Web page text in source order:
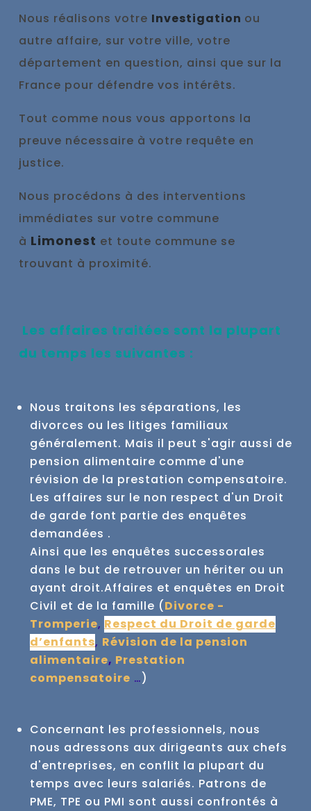
Nous réalisons votre Investigation ou
autre affaire, sur votre ville, votre
département en question, ainsi que sur la
France pour défendre vos intérêts.
Tout comme nous vous apportons la
preuve nécessaire à votre requête en
justice.
Nous procédons à des interventions
immédiates sur votre commune
à Limonest et toute commune se
trouvant à proximité.
Les affaires traitées sont la plupart
du temps les suivantes :
Nous traitons les séparations, les
divorces ou les litiges familiaux
généralement. Mais il peut s'agir aussi de
pension alimentaire comme d'une
révision de la prestation compensatoire.
Les affaires sur le non respect d'un Droit
de garde font partie des enquêtes
demandées .
Ainsi que les enquêtes successorales
dans le but de retrouver un hériter ou un
ayant droit.Affaires et enquêtes en Droit
Civil et de la famille (Divorce -
Tromperie, Respect du Droit de garde
d’enfants, Révision de la pension
alimentaire, Prestation
compensatoire …)
Concernant les professionnels, nous
nous adressons aux dirigeants aux chefs
d'entreprises, en conflit la plupart du
temps avec leurs salariés. Patrons de
PME, TPE ou PMI sont aussi confrontés à